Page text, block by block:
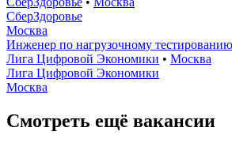
СберЗдоровье
Москва
Инженер по нагрузочному тестированию
Лига Цифровой Экономики • Москва
Лига Цифровой Экономики
Москва
Смотреть ещё вакансии